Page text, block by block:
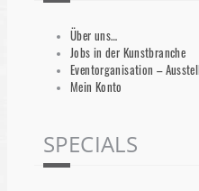
Über uns…
Jobs in der Kunstbranche
Eventorganisation –
Mein Konto
SPECIALS